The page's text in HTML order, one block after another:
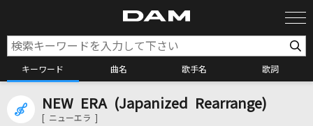
キーワード 曲名 歌手名 歌詞
カラオケ検索
NEW ERA (Japanized Rearrange)
[ ニューエラ ]